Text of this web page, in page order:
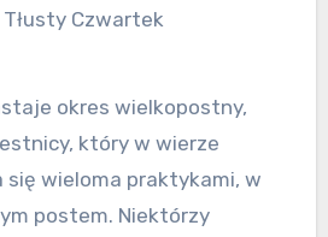
Czwartek
okres wielkopostny,
który w wierze
wieloma praktykami, w
postem. Niektórzy